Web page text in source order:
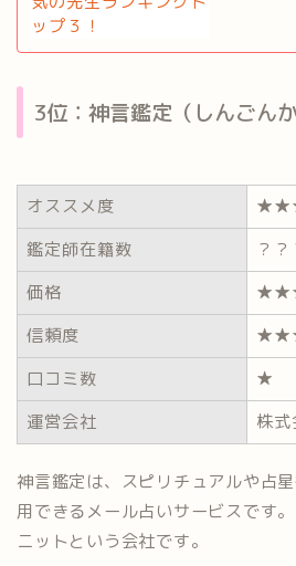
3位：神言鑑定（しんごん
オススメ度
鑑定師在籍数
？？
価格
信頼度
口コミ数
★
運営会社
株式
神言鑑定は、スピリチュアルや占
用できるメール占いサービスです
ニットという会社です。